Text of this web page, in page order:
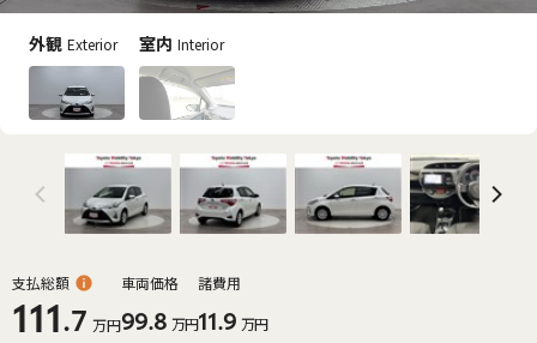
外観 Exterior 室内 Interior
支払総額
111.7 万円
車両価格
99.8 万円
諸費用
11.9 万円